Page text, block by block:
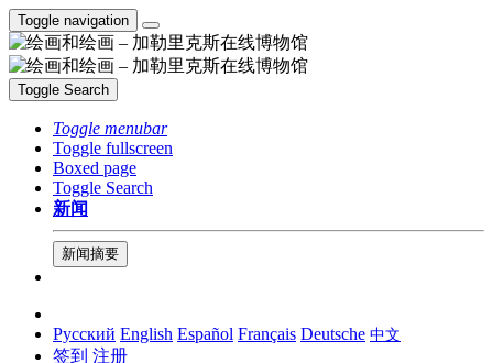
Toggle navigation
Toggle Search
Toggle menubar
Toggle fullscreen
Boxed page
Toggle Search
新闻
新闻摘要
Русский English Español Français Deutsche 中文
签到 注册